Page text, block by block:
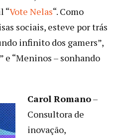
“Vote Nelas“. Como
sociais, esteve por trás
infinito dos gamers”,
e “Meninos – sonhando
Carol Romano–
Consultora de
inovação,